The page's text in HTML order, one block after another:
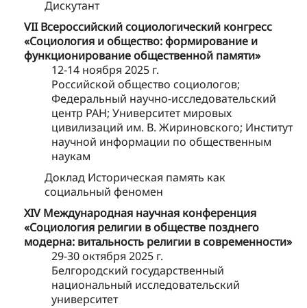
Дискутант
VII Всероссийский социологический конгресс
«Социология и общество: формирование и
функционирование общественной памяти»
12-14 ноября 2025 г.
Российской общество социологов;
Федеральный научно-исследовательский
центр РАН; Университет мировых
цивилизаций им. В. Жириновского; Институт
научной информации по общественным
наукам
Доклад Историческая память как
социальный феномен
XIV Международная научная конференция
«Социология религии в обществе позднего
модерна: витальность религии в современности»
29-30 октября 2025 г.
Белгородский государственный
национальный исследовательский
университет